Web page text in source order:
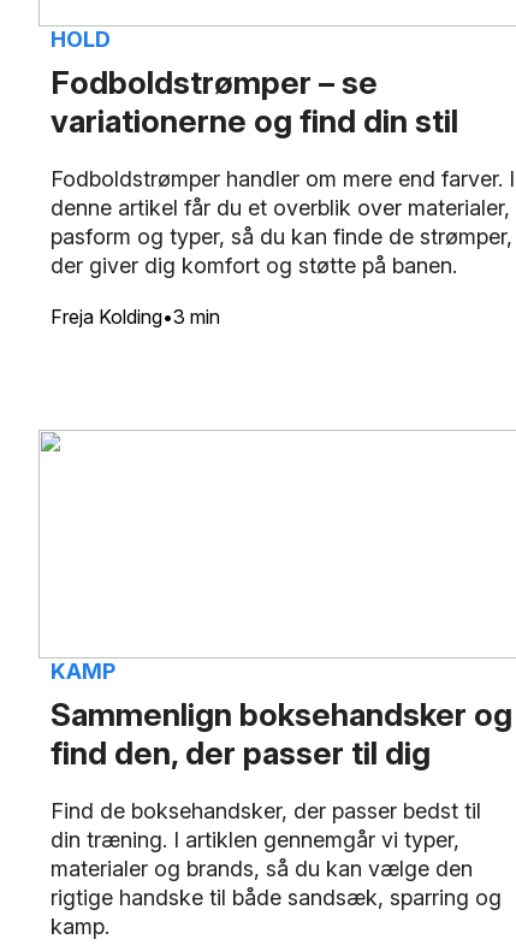
Fodboldstrømper – se
variationerne og find din stil
HOLD
3 min
Fodboldstrømper handler om mere end farver. I
denne artikel får du et overblik over materialer,
pasform og typer, så du kan finde de strømper,
der giver dig komfort og støtte på banen.
Freja Kolding
Sammenlign boksehandsker og
find den, der passer til dig
KAMP
Find de boksehandsker, der passer bedst til
din træning. I artiklen gennemgår vi typer,
materialer og brands, så du kan vælge den
rigtige handske til både sandsæk, sparring og
kamp.